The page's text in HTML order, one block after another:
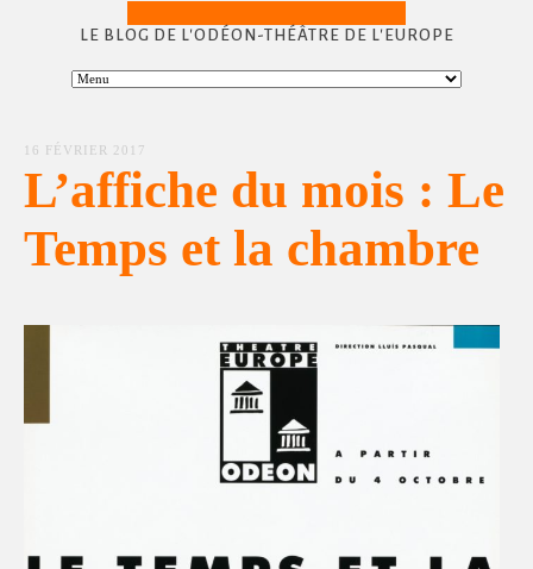
LE BLOG DE L'ODÉON-THÉÂTRE DE L'EUROPE
16 FÉVRIER 2017
L’affiche du mois : Le
Temps et la chambre